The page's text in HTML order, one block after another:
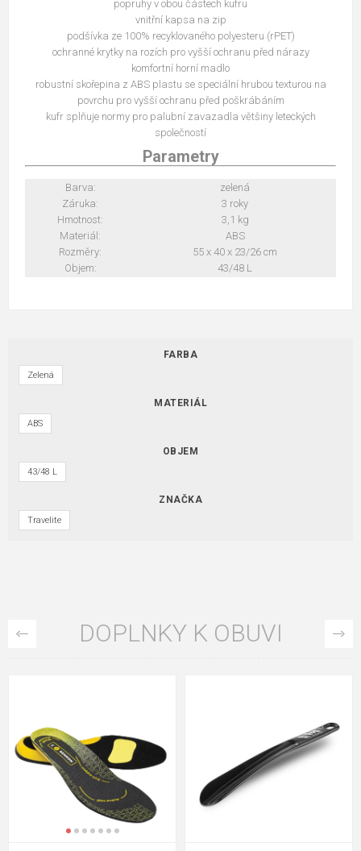
popruhy v obou částech kufru
vnitřní kapsa na zip
podšívka ze 100% recyklovaného polyesteru (rPET)
ochranné krytky na rozích pro vyšší ochranu před nárazy
komfortní horní madlo
robustní skořepina z ABS plastu se speciální hrubou texturou na
povrchu pro vyšší ochranu před poškrábáním
kufr splňuje normy pro palubní zavazadla většiny leteckých
společností
Parametry
Barva:
zelená
Záruka:
3 roky
Hmotnost:
3,1 kg
Materiál:
ABS
Rozměry:
55 x 40 x 23/26 cm
Objem:
43/48 L
FARBA
Zelená
MATERIÁL
ABS
OBJEM
43/48 L
ZNAČKA
Travelite
DOPLNKY K OBUVI